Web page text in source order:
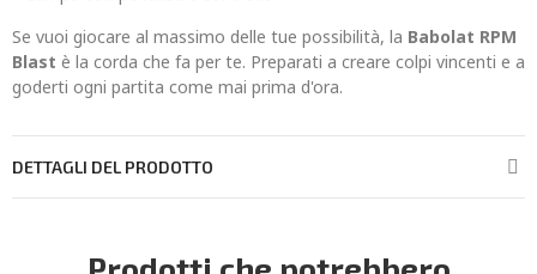
Se vuoi giocare al massimo delle tue possibilità, la Babolat RPM
Blast è la corda che fa per te. Preparati a creare colpi vincenti e a
goderti ogni partita come mai prima d'ora.
DETTAGLI DEL PRODOTTO